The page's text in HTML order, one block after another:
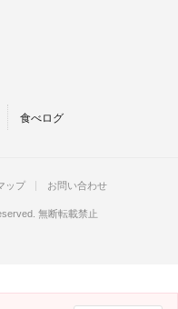
食べログ
ップ お問い合わせ
無断転載禁止